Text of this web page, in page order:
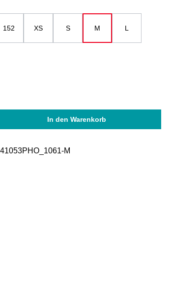
152 XS S M L
den gewünschten Wert ein
In den Warenkorb
M